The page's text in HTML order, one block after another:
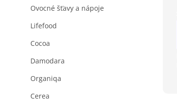
Ovocné šťavy a nápoje
Lifefood
Cocoa
Damodara
Organiqa
Cerea